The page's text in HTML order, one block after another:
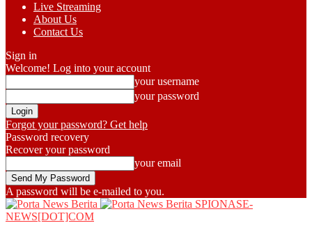
Live Streaming
About Us
Contact Us
Sign in
Welcome! Log into your account
your username
your password
Forgot your password? Get help
Password recovery
Recover your password
your email
A password will be e-mailed to you.
SPIONASE-
NEWS[DOT]COM